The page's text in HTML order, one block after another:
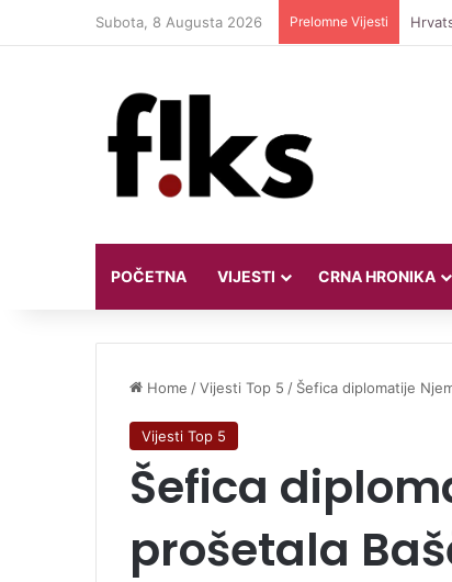
Subota, 8 Augusta 2026 Prelomne Vijesti
POČETNA VIJESTI CRNA HRONIKA
Home /Vijesti Top 5 / Šefica diplomatije
Vijesti Top 5
Šefica
prošetala